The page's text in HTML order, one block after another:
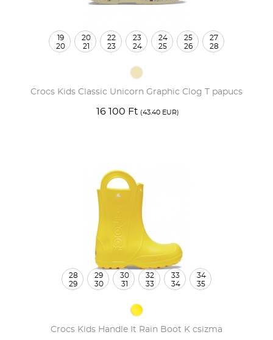
Crocs Kids Classic Unicorn Graphic Clog T papucs
16 100 Ft (43.40 EUR)
19
20
20
21
22
23
23
24
24
25
25
26
27
28
Crocs Kids Handle It Rain Boot K csizma
28
29
29
30
30
31
32
33
33
34
34
35